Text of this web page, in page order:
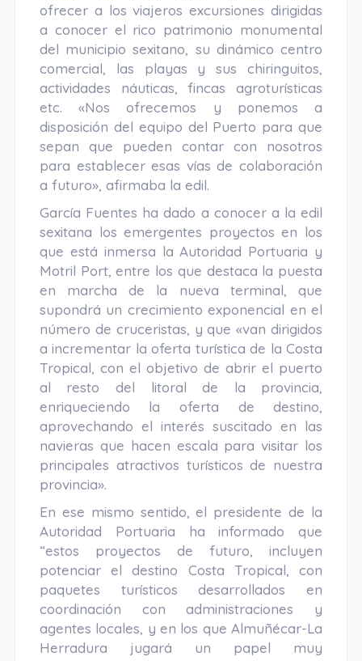
ofrecer a los viajeros excursiones dirigidas
a conocer el rico patrimonio monumental
del municipio sexitano, su dinámico centro
comercial, las playas y sus chiringuitos,
actividades náuticas, fincas agroturísticas
etc. «Nos ofrecemos y ponemos a
disposición del equipo del Puerto para que
sepan que pueden contar con nosotros
para establecer esas vías de colaboración
a futuro», afirmaba la edil.
García Fuentes ha dado a conocer a la edil
sexitana los emergentes proyectos en los
que está inmersa la Autoridad Portuaria y
Motril Port, entre los que destaca la puesta
en marcha de la nueva terminal, que
supondrá un crecimiento exponencial en el
número de cruceristas, y que «van dirigidos
a incrementar la oferta turística de la Costa
Tropical, con el objetivo de abrir el puerto
al resto del litoral de la provincia,
enriqueciendo la oferta de destino,
aprovechando el interés suscitado en las
navieras que hacen escala para visitar los
principales atractivos turísticos de nuestra
provincia».
En ese mismo sentido, el presidente de la
Autoridad Portuaria ha informado que
“estos proyectos de futuro, incluyen
potenciar el destino Costa Tropical, con
paquetes turísticos desarrollados en
coordinación con administraciones y
agentes locales, y en los que Almuñécar-La
Herradura jugará un papel muy